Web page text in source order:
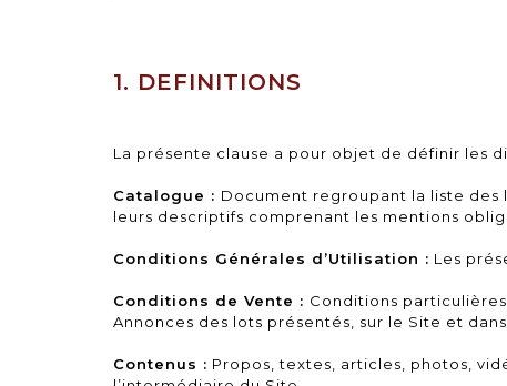
1. DEFINITIONS
La présente clause a pour objet de définir les
Catalogue : Document regroupant la liste des
leurs descriptifs comprenant les mentions
Conditions Générales d’Utilisation : Les
Conditions de Vente : Conditions
Annonces des lots présentés, sur le Site et
Contenus : Propos, textes, articles, photos,